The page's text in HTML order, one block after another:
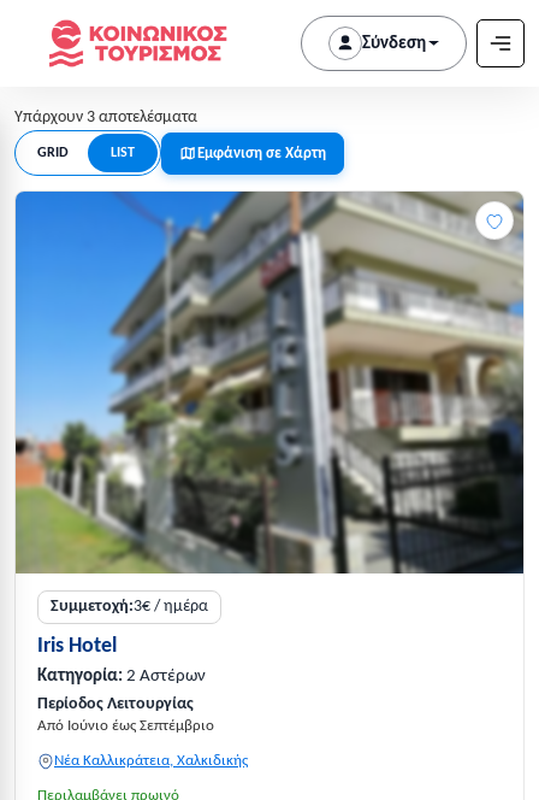
Σύνδεση
Υπάρχουν 3 αποτελέσματα
GRID LIST Εμφάνιση σε Χάρτη
Συμμετοχή:3€ / ημέρα
Iris Hotel
Κατηγορία: 2 Αστέρων
Περίοδος Λειτουργίας
Από Ιούνιο έως Σεπτέμβριο
Νέα Καλλικράτεια, Χαλκιδικής
Περιλαμβάνει πρωινό